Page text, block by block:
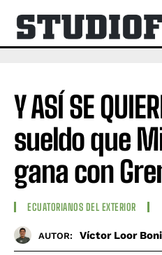
Y ASÍ SE
sueldo que
gana con
ECUATORIANOS DEL EXTERIOR
AUTOR: Víctor Loor